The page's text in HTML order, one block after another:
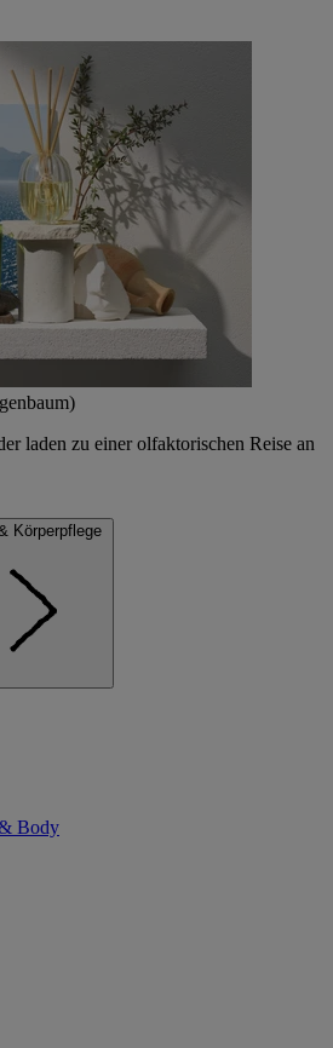
laden zu einer olfaktorischen Reise an
Körperpflege
Body